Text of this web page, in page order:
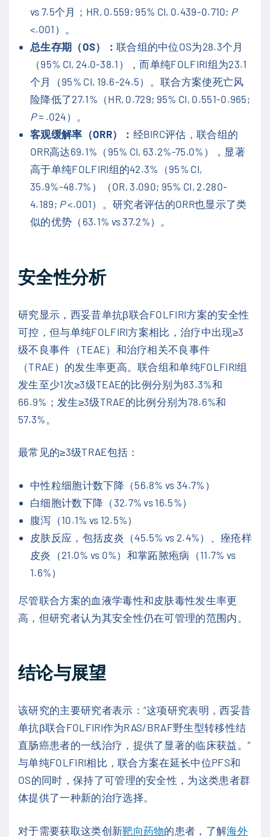
vs 7.5个月；HR, 0.559; 95% CI, 0.439-0.710; P
<.001）。
总生存期（OS）： 联合组的中位OS为28.3个月
（95% CI, 24.0-38.1），而单纯FOLFIRI组为23.1
个月（95% CI, 19.6-24.5）。联合方案使死亡风
险降低了27.1%（HR, 0.729; 95% CI, 0.551-0.965;
P= .024）。
客观缓解率（ORR）： 经BIRC评估，联合组的
ORR高达69.1%（95% CI, 63.2%-75.0%），显著
高于单纯FOLFIRI组的42.3%（95% CI,
35.9%-48.7%）（OR, 3.090; 95% CI, 2.280-
4.189; P<.001）。研究者评估的ORR也显示了类
似的优势（63.1% vs 37.2%）。
安全性分析
研究显示，西妥昔单抗β联合FOLFIRI方案的安全性
可控，但与单纯FOLFIRI方案相比，治疗中出现≥3
级不良事件（TEAE）和治疗相关不良事件
（TRAE）的发生率更高。联合组和单纯FOLFIRI组
发生至少1次≥3级TEAE的比例分别为83.3%和
66.9%；发生≥3级TRAE的比例分别为78.6%和
57.3%。
最常见的≥3级TRAE包括：
中性粒细胞计数下降（56.8% vs 34.7%）
白细胞计数下降（32.7% vs 16.5%）
腹泻（10.1% vs 12.5%）
皮肤反应，包括皮炎（45.5% vs 2.4%）、痤疮样
皮炎（21.0% vs 0%）和掌跖脓疱病（11.7% vs
1.6%）
尽管联合方案的血液学毒性和皮肤毒性发生率更
高，但研究者认为其安全性仍在可管理的范围内。
结论与展望
该研究的主要研究者表示：“这项研究表明，西妥昔
单抗β联合FOLFIRI作为RAS/BRAF野生型转移性结
直肠癌患者的一线治疗，提供了显著的临床获益。”
与单纯FOLFIRI相比，联合方案在延长中位PFS和
OS的同时，保持了可管理的安全性，为这类患者群
体提供了一种新的治疗选择。
对于需要获取这类创新靶向药物的患者，了解海外